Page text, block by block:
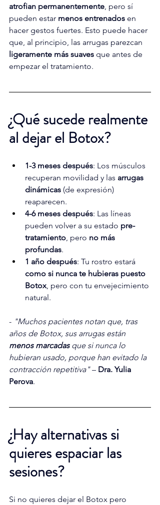
atrofian permanentemente, pero sí
pueden estar menos entrenados en
hacer gestos fuertes. Esto puede hacer
que, al principio, las arrugas parezcan
ligeramente más suaves que antes de
empezar el tratamiento.
¿Qué sucede realmente
al dejar el Botox?
1-3 meses después: Los músculos
recuperan movilidad y las arrugas
dinámicas (de expresión)
reaparecen.
4-6 meses después: Las líneas
pueden volver a su estado pre-
tratamiento, pero no más
profundas.
1 año después: Tu rostro estará
como si nunca te hubieras puesto
Botox, pero con tu envejecimiento
natural.
- "Muchos pacientes notan que, tras
años de Botox, sus arrugas están
menos marcadas que si nunca lo
hubieran usado, porque han evitado la
contracción repetitiva" – Dra. Yulia
Perova.
¿Hay alternativas si
quieres espaciar las
sesiones?
Si no quieres dejar el Botox pero